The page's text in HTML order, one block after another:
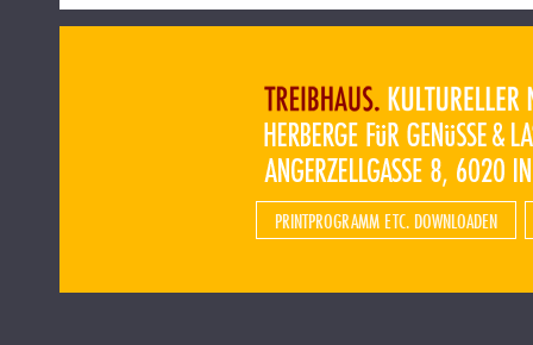
PRINTPROGRAMM ETC. DOWNLOADEN